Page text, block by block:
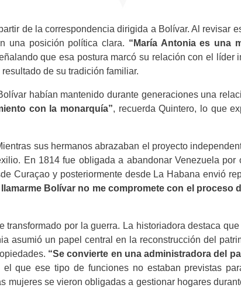
de la correspondencia dirigida a Bolívar. Al revisar
una posición política clara. “María Antonia es una
que esa postura marcó su relación con el líder
de su tradición familiar.
habían mantenido durante generaciones una
con la monarquía”, recuerda Quintero, lo que
sus hermanos abrazaban el proyecto
En 1814 fue obligada a abandonar Venezuela por
Curaçao y posteriormente desde La Habana envió
Bolívar no me compromete con el proceso
por la guerra. La historiadora destaca
asumió un papel central en la reconstrucción del
“Se convierte en una administradora del
que ese tipo de funciones no estaban previstas
se vieron obligadas a gestionar hogares